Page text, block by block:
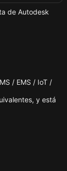
de Autodesk
/ EMS / IoT /
y está